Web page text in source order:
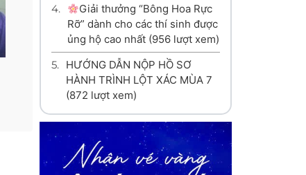
4.
Giải thưởng “Bông Hoa Rực
Rỡ” dành cho các thí sinh được
ủng hộ cao nhất (956 lượt xem)
5.
HƯỚNG DẪN NỘP HỒ SƠ
HÀNH TRÌNH LỘT XÁC MÙA 7
(872 lượt xem)